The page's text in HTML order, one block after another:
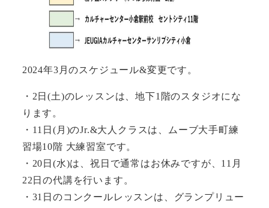
2024年3月のスケジュール&変更です。
・2日(土)のレッスンは、地下1階のスタジオにな
ります。
・11日(月)のJr.&大人クラスは、ムーブ大手町練
習場10階 大練習室です。
・20日(水)は、祝日で通常はお休みですが、11月
22日の代講を行います。
・31日のコンクールレッスンは、グランプリュー